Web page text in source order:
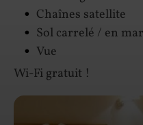
Chaînes satellite
Sol carrelé / en
Vue
Wi-Fi gratuit !